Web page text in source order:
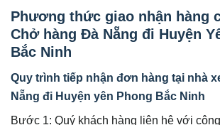
Phương thức giao nhận hàng
Chở hàng Đà Nẵng đi Huyện
Bắc Ninh
Quy trình tiếp nhận đơn hàng tại nhà
Nẵng đi Huyện yên Phong Bắc Ninh
Bước 1: Quý khách hàng liên hệ với